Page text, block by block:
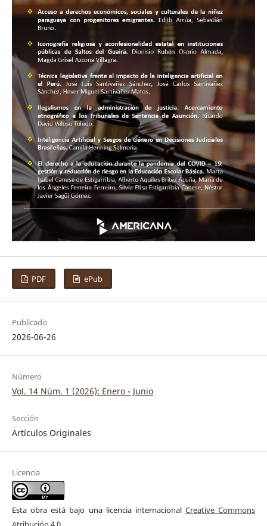
PDF ePub
Publicado
2026-06-26
Número
Vol. 14 Núm. 1 (2026): Enero - Junio
Sección
Artículos Originales
Licencia
Esta obra está bajo una licencia internacional Creative Commons